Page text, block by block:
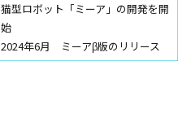
猫型ロボット「ミーア」の開発を開
始
2024年6月 ミーアβ版のリリース